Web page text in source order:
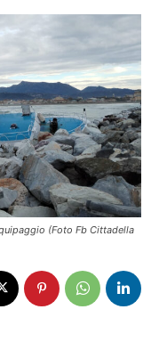
(Foto Fb Cittadella